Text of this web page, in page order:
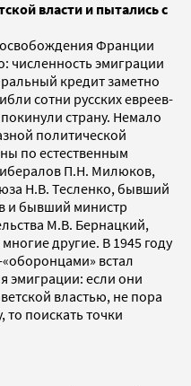
власти и пытались с
Франции
численность эмиграции
кредит заметно
сотни русских евреев-
страну. Немало
политической
по естественным
П.Н. Милюков,
Н.В. Тесленко, бывший
и бывший министр
М.В. Бернацкий,
другие. В 1945 году
встал
эмиграции: если они
властью, не пора
то поискать точки